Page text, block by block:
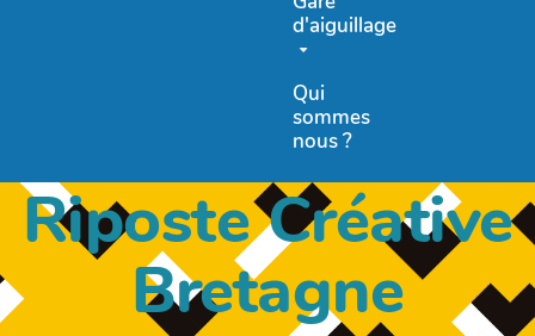
d'aiguillage
Qui
sommes
nous ?
Riposte Créative
Bretagne